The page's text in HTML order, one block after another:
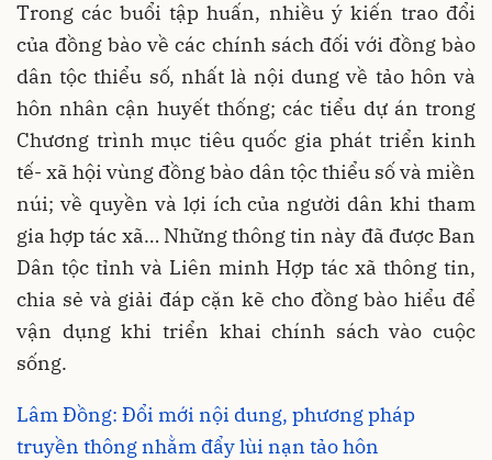
Trong các buổi tập huấn, nhiều ý kiến trao đổi
của đồng bào về các chính sách đối với đồng bào
dân tộc thiểu số, nhất là nội dung về tảo hôn và
hôn nhân cận huyết thống; các tiểu dự án trong
Chương trình mục tiêu quốc gia phát triển kinh
tế- xã hội vùng đồng bào dân tộc thiểu số và miền
núi; về quyền và lợi ích của người dân khi tham
gia hợp tác xã… Những thông tin này đã được Ban
Dân tộc tỉnh và Liên minh Hợp tác xã thông tin,
chia sẻ và giải đáp cặn kẽ cho đồng bào hiểu để
vận dụng khi triển khai chính sách vào cuộc
sống.
Lâm Đồng: Đổi mới nội dung, phương pháp
truyền thông nhằm đẩy lùi nạn tảo hôn